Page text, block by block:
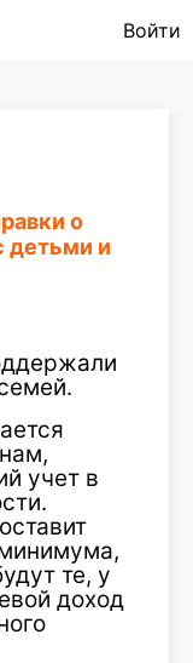
Войти
о
детьми и
учет в
те, у
доход